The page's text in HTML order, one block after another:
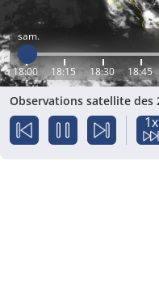
sam.
18:00 18:15 18:30 18:45
Observations satellite des
1x